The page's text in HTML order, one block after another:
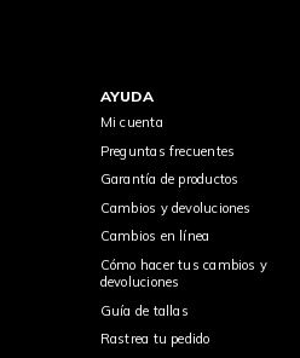
AYUDA
Mi cuenta
Preguntas frecuentes
Garantía de productos
Cambios y devoluciones
Cambios en línea
Cómo hacer tus cambios y
devoluciones
Guía de tallas
Rastrea tu pedido